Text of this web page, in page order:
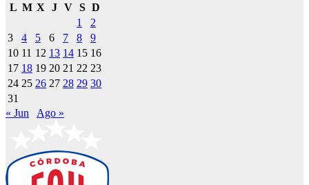
L M X J V S D
1
2
3
4 5 6 7 8
9
10 11 12 13 14 15 16
17 18 19 20 21 22 23
24 25 26 27 28 29 30
31
« Jun
Ago »